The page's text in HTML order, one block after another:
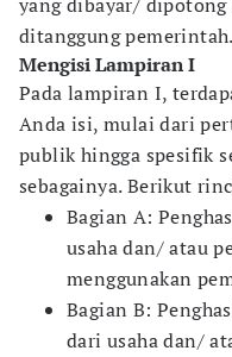
ditanggung pemerintah.
Mengisi Lampiran I
Pada lampiran I,
Anda isi, mulai dari
publik hingga spesifik
sebagainya. Berikut
Bagian A:
usaha dan/ atau
menggunakan
Bagian B:
dari usaha dan/